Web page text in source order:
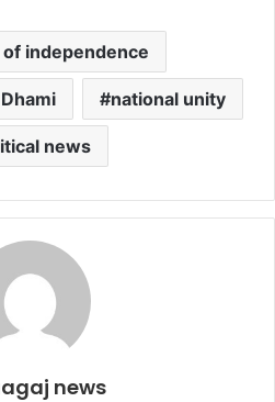
independence
national unity
news
news